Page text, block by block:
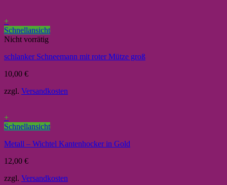
+
Schnellansicht
Nicht vorrätig
schlanker Schneemann mit roter Mütze groß
10,00 €
zzgl. Versandkosten
+
Schnellansicht
Metall – Wichtel Kantenhocker in Gold
12,00 €
zzgl. Versandkosten